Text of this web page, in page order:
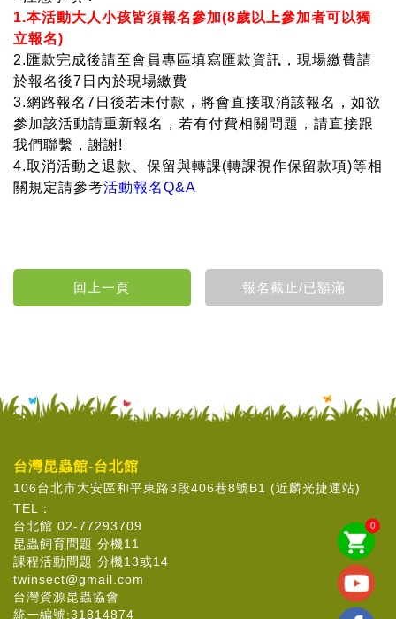
1.本活動大人小孩皆須報名參加(8歲以上參加者可以獨
立報名)
2.匯款完成後請至會員專區填寫匯款資訊，現場繳費請
於報名後7日內於現場繳費
3.網路報名7日後若未付款，將會直接取消該報名，如欲
參加該活動請重新報名，若有付費相關問題，請直接跟
我們聯繫，謝謝!
4.取消活動之退款、保留與轉課(轉課視作保留款項)等相
關規定請參考活動報名Q&A
shopping_cart
0
台灣昆蟲館-台北館
106台北市大安區和平東路3段406巷8號B1 (近麟光捷運站)
TEL：
台北館 02-77293709
昆蟲飼育問題 分機11
課程活動問題 分機13或14
twinsect@gmail.com
台灣資源昆蟲協會
統一編號:31814874